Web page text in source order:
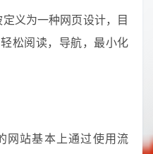
定义为一种网页设计，目
松阅读，导航，最小化
网站基本上通过使用流